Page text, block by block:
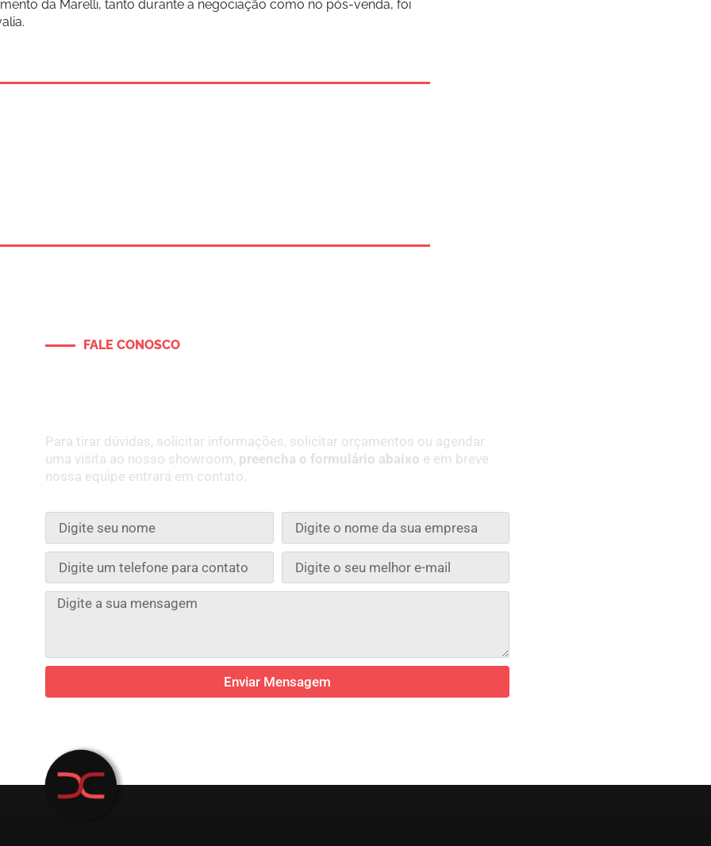
da Marelli, tanto durante a negociação como no pós-venda, foi
FALE CONOSCO
Para tirar dúvidas, solicitar informações, solicitar orçamentos ou agendar
uma visita ao nosso showroom, preencha o formulário abaixo e em breve
nossa equipe entrará em contato.
Enviar Mensagem